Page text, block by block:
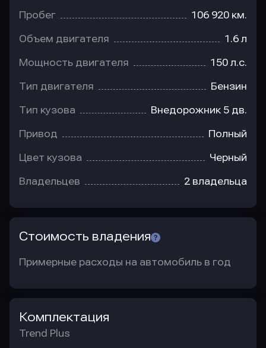
Пробег 106 920 км.
Объем двигателя 1.6 л
Мощность двигателя 150 л.с.
Тип двигателя Бензин
Тип кузова Внедорожник 5 дв.
Привод Полный
Цвет кузова Черный
Владельцев 2 владельца
Стоимость владения
Примерные расходы на автомобиль в год
Комплектация
Trend Plus